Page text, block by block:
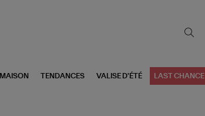
MAISON TENDANCES VALISE D'ÉTÉ LAST CHANCE